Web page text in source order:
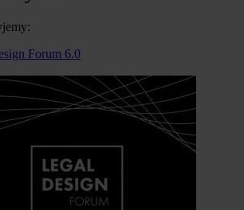
Forum 6.0